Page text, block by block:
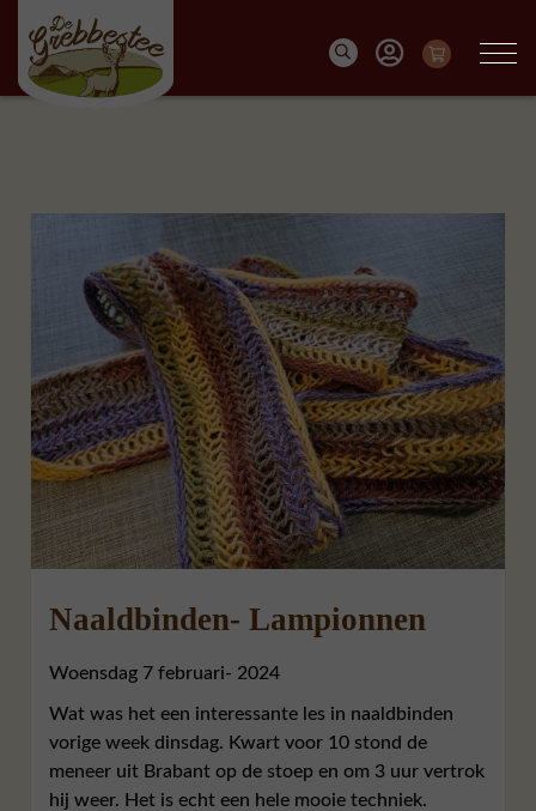
Naaldbinden- Lampionnen
Woensdag 7 februari- 2024
Wat was het een interessante les in naaldbinden
vorige week dinsdag. Kwart voor 10 stond de
meneer uit Brabant op de stoep en om 3 uur vertrok
hij weer. Het is echt een hele mooie techniek.